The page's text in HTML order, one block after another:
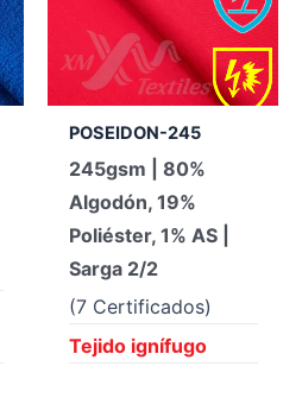
POSEIDON-245
245gsm | 80%
Algodón, 19%
Poliéster, 1% AS |
Sarga 2/2
(7 Certificados)
Tejido ignífugo